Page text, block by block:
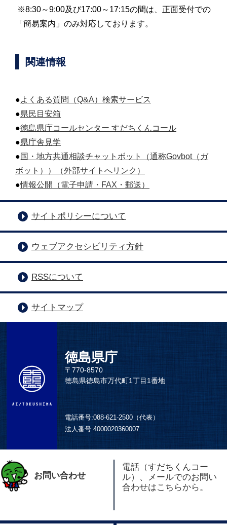
※8:30～9:00及び17:00～17:15の間は、正面受付での
「簡易案内」のみ対応しております。
関連情報
●よくある質問（Q&A）検索サービス
●県民目安箱
●徳島県庁コールセンター すだちくんコール
●県庁舎見学
●国・地方共通相談チャットボット（通称Govbot（ガ
ボット））（外部サイトへリンク）
●情報公開（電子申請・FAX・郵送）
サイトポリシーについて
ウェブアクセシビリティ方針
RSSについて
サイトマップ
徳島県庁
〒770-8570
徳島県徳島市万代町1丁目1番地
電話番号:088-621-2500（代表）
法人番号:4000020360007
お問い合わせ
電話（すだちくんコー
ル）、メールでのお問い
合わせはこちらから。